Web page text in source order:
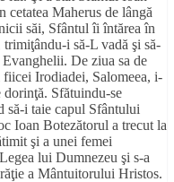
Maherus de lângă
săi, Sfântul îi întărea în
i să-L vadă şi să-
De ziua sa de
fiicei Irodiadei, Salomeea, i-
Sfătuindu-se
să-i taie capul Sfântului
Ioan Botezătorul a trecut la
şi a unei femei
lui Dumnezeu şi s-a
a Mântuitorului Hristos.